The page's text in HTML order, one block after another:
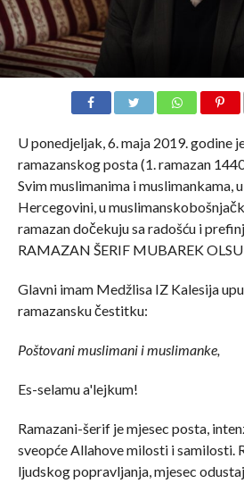
U ponedjeljak, 6. maja 2019. godine
ramazanskog posta (1. ramazan
Svim muslimanima i muslimankama,
Hercegovini, u
ramazan dočekuju sa radošću i
RAMAZAN ŠERIF MUBAREK
Glavni imam Medžlisa IZ Kalesija
ramazansku čestitku:
Poštovani muslimani i muslimanke,
Es-selamu a'lejkum!
Ramazani-šerif je mjesec posta,
sveopće Allahove milosti i samilosti.
ljudskog popravljanja, mjesec